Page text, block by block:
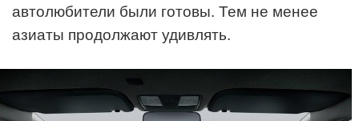
автолюбители были готовы. Тем не менее
азиаты продолжают удивлять.